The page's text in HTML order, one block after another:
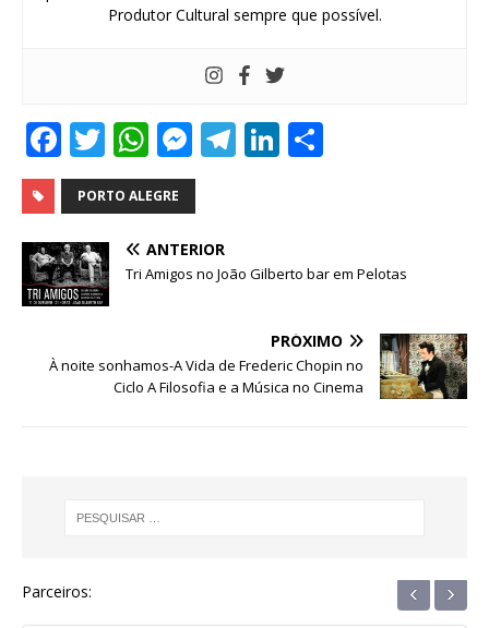
Produtor Cultural sempre que possível.
F
a
c
e
b
o
o
k
T
w
it
te
r
W
h
at
s
A
M
e
ss
e
n
e
r
T
ra
Li
dI
PORTO ALEGRE
ANTERIOR
Tri Amigos no João Gilberto bar em Pelotas
PRÓXIMO
À noite sonhamos-A Vida de Frederic Chopin no
Ciclo A Filosofia e a Música no Cinema
Parceiros: ‹ ›